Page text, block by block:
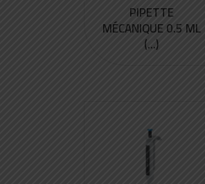
PIPETTE
MÉCANIQUE 0.5 ML
(...)